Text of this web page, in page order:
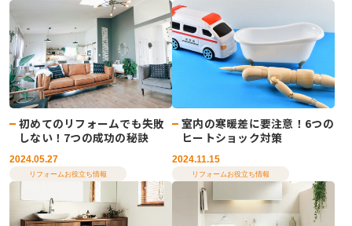
初めてのリフォームでも失敗
しない！7つの成功の秘訣
2024.05.27
リフォームお役立ち情報
室内の寒暖差に要注意！6つの
ヒートショック対策
2024.11.15
リフォームお役立ち情報